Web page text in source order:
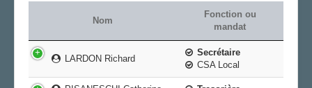
ADHÉRER
Nom
Fonction ou
mandat
LARDON Richard
Secrétaire
CSA Local